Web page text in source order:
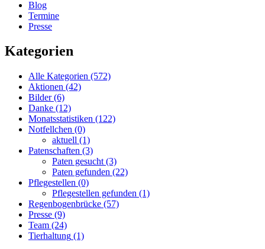
Blog
Termine
Presse
Kategorien
Alle Kategorien (572)
Aktionen (42)
Bilder (6)
Danke (12)
Monatsstatistiken (122)
Notfellchen (0)
aktuell (1)
Patenschaften (3)
Paten gesucht (3)
Paten gefunden (22)
Pflegestellen (0)
Pflegestellen gefunden (1)
Regenbogenbrücke (57)
Presse (9)
Team (24)
Tierhaltung (1)